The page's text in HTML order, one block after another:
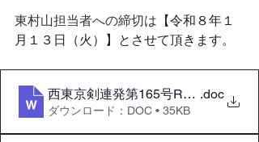
東村山担当者への締切は 【令和８年１
月１３日（火）
】とさせて頂きます。
西東京
.doc
ダウンロード：DOC • 35KB